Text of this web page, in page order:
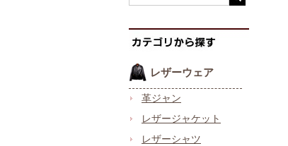
レザーウェア
革ジャン
レザージャケット
レザーシャツ